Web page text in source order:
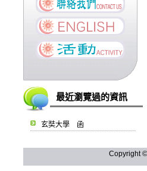
最近瀏覽過的資訊
玄奘大學 函
Copyright